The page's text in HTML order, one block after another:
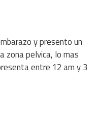
y presento un
zona pelvica, lo mas
entre 12 am y 3